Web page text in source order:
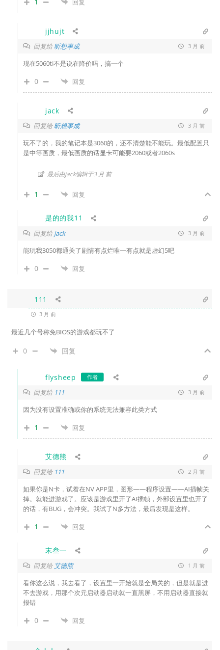
回复
jjhujt
回复给昕想事成 3 月 前
现在5060ti不是说在降价吗，搞一个
0 回复
jack
回复给昕想事成 3 月 前
玩不了的，我的笔记本是3060的，还不清楚能不能玩。最低配置只
是中等画质，最低画质的话显卡可能要2060或者2060s
最后由jack编辑于3 月 前
1 回复
是的的我11
回复给jack 3 月 前
能玩我3050都通关了剧情有点烂唯一有点就是虚幻5吧
0 回复
111
3 月 前
最近几个号称免BIOS的游戏都玩不了
0 回复
flysheep 作者
回复给 111 3 月 前
因为没有设置准确或你的系统无法兼容此类方式
1 回复
艾德熊
回复给 111 2 月 前
如果你是N卡，试着在NV APP里，图形——程序设置——AI插帧关
掉。就能进游戏了。应该是游戏里开了AI插帧，外部设置里也开了
的话，有BUG，会冲突。我试了N多方法，最后发现是这样。
1 回复
末叁一
回复给 艾德熊 1 月 前
看你这么说，我去看了，设置里一开始就是全局关的，但是就是进
不去游戏，用那个次元启动器启动就一直黑屏，不用启动器直接就
报错
0 回复